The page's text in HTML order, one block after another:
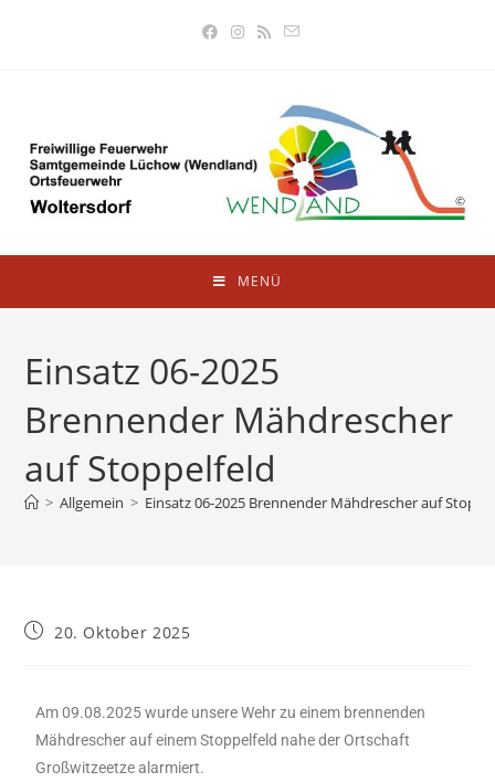
MENÜ
Einsatz 06-2025
Brennender Mähdrescher
auf Stoppelfeld
> Allgemein > Einsatz 06-2025 Brennender Mähdrescher auf
20. Oktober 2025
Am 09.08.2025 wurde unsere Wehr zu einem brennenden
Mähdrescher auf einem Stoppelfeld nahe der Ortschaft
Großwitzeetze alarmiert.